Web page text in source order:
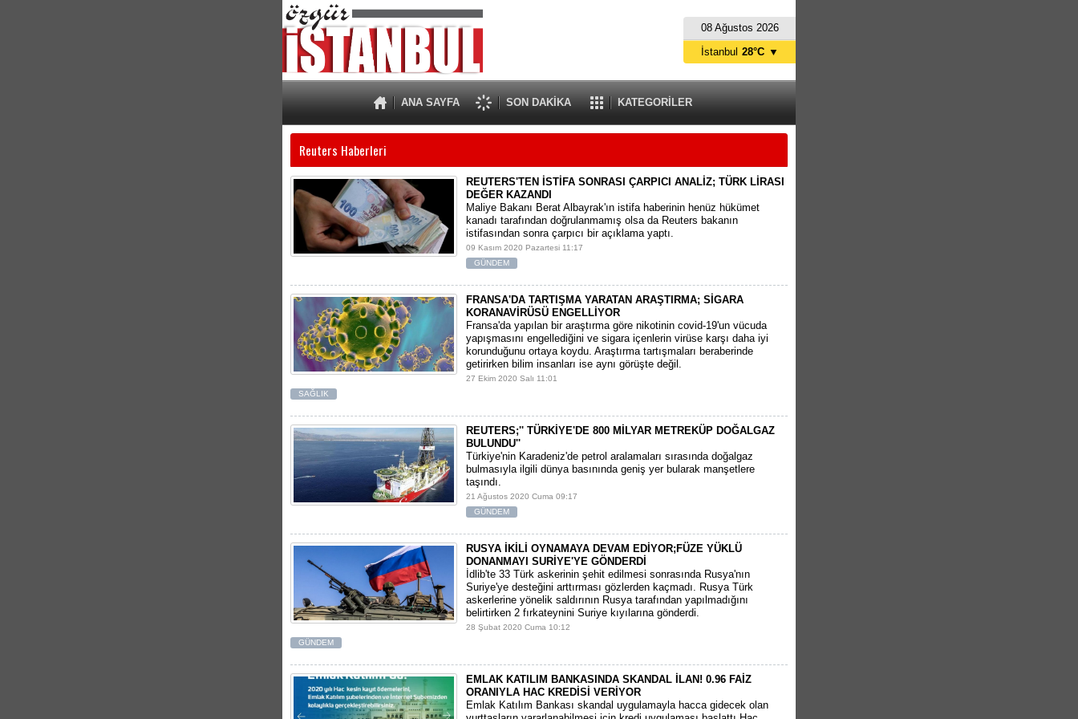
08 Ağustos 2026
ANA SAYFA SON DAKİKA KATEGORİLER
İstanbul 28°C ▼
Reuters Haberleri
REUTERS'TEN İSTİFA SONRASI ÇARPICI ANALİZ; TÜRK LİRASI
DEĞER KAZANDI
Maliye Bakanı Berat Albayrak'ın istifa haberinin henüz hükümet
kanadı tarafından doğrulanmamış olsa da Reuters bakanın
istifasından sonra çarpıcı bir açıklama yaptı.
09 Kasım 2020 Pazartesi 11:17
GÜNDEM
FRANSA'DA TARTIŞMA YARATAN ARAŞTIRMA; SİGARA
KORANAVİRÜSÜ ENGELLİYOR
Fransa'da yapılan bir araştırma göre nikotinin covid-19'un vücuda
yapışmasını engellediğini ve sigara içenlerin virüse karşı daha iyi
korunduğunu ortaya koydu. Araştırma tartışmaları beraberinde
getirirken bilim insanları ise aynı görüşte değil.
27 Ekim 2020 Salı 11:01
SAĞLIK
REUTERS;'' TÜRKİYE'DE 800 MİLYAR METREKÜP DOĞALGAZ
BULUNDU''
Türkiye'nin Karadeniz'de petrol aralamaları sırasında doğalgaz
bulmasıyla ilgili dünya basınında geniş yer bularak manşetlere
taşındı.
21 Ağustos 2020 Cuma 09:17
GÜNDEM
RUSYA İKİLİ OYNAMAYA DEVAM EDİYOR;FÜZE YÜKLÜ
DONANMAYI SURİYE'YE GÖNDERDİ
İdlib'te 33 Türk askerinin şehit edilmesi sonrasında Rusya'nın
Suriye'ye desteğini arttırması gözlerden kaçmadı. Rusya Türk
askerlerine yönelik saldırının Rusya tarafından yapılmadığını
belirtirken 2 fırkateynini Suriye kıyılarına gönderdi.
28 Şubat 2020 Cuma 10:12
GÜNDEM
EMLAK KATILIM BANKASINDA SKANDAL İLAN! 0.96 FAİZ
ORANIYLA HAC KREDİSİ VERİYOR
Emlak Katılım Bankası skandal uygulamayla hacca gidecek olan